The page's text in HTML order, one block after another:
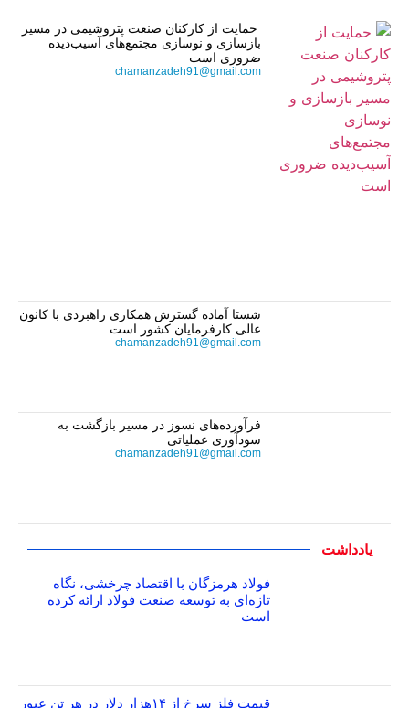
حمایت از کارکنان صنعت پتروشیمی در مسیر
بازسازی و نوسازی مجتمع‌های آسیب‌دیده
ضروری است
chamanzadeh91@gmail.com
شستا آماده گسترش همکاری راهبردی با کانون
عالی کارفرمایان کشور است
chamanzadeh91@gmail.com
فرآورده‌های نسوز در مسیر بازگشت به
سودآوری عملیاتی
chamanzadeh91@gmail.com
یادداشت
فولاد هرمزگان با اقتصاد چرخشی، نگاه
تازه‌ای به توسعه صنعت فولاد ارائه کرده
است
قیمت فلز سرخ از ۱۴هزار دلار در هر تن عبور